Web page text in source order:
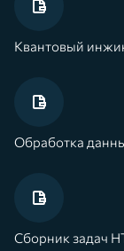
Квантовый
Обработка
Сборник задач